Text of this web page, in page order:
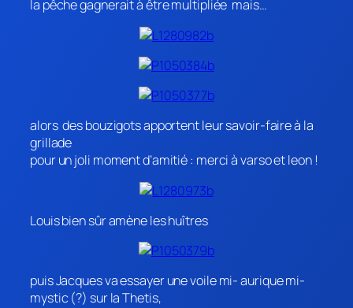
la pêche gagnerait à être multipliée mais…
alors des bouzigots apportent leur savoir-faire à la
grillade
pour un joli moment d’amitié : merci à varso et leon !
Louis bien sûr amène les huîtres
puis Jacques va essayer une voile mi- aurique mi-
mystic (?) sur la Thetis,